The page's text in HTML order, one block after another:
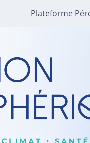
Plateforme